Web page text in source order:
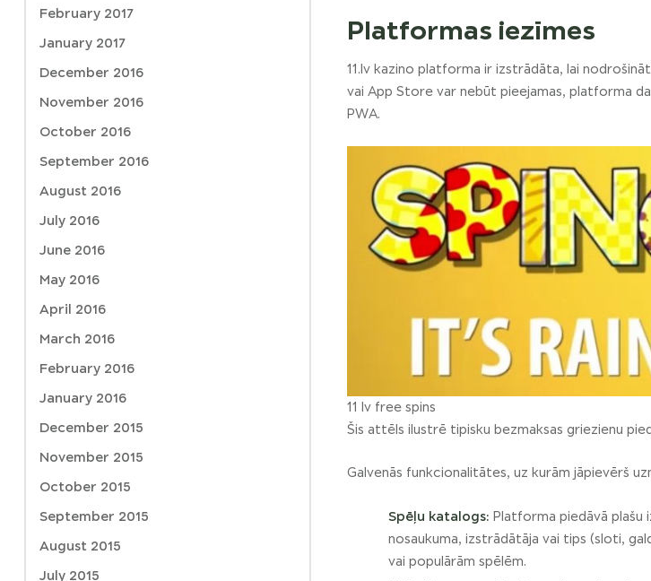
Platformas iezīmes
11.lv kazino platforma ir izstrādāta, lai
vai App Store var nebūt pieejamas, platforma
PWA.
11 lv free spins
Šis attēls ilustrē tipisku bezmaksas griezienu
Galvenās funkcionalitātes, uz kurām jāpievērš
Spēļu katalogs: Platforma piedāvā
nosaukuma, izstrādātāja vai tips (sloti,
vai populārām spēlēm.
February 2017
January 2017
December 2016
November 2016
October 2016
September 2016
August 2016
July 2016
June 2016
May 2016
April 2016
March 2016
February 2016
January 2016
December 2015
November 2015
October 2015
September 2015
August 2015
July 2015